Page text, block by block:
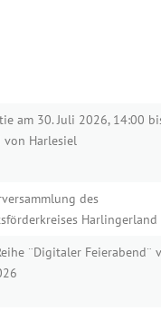
am 30. Juli 2026, 14:00
von Harlesiel
des
Harlingerland
¨Digitaler Feierabend¨